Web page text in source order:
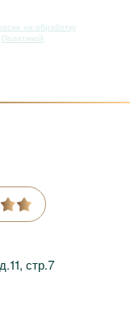
на обработку
Политикой
стр.7